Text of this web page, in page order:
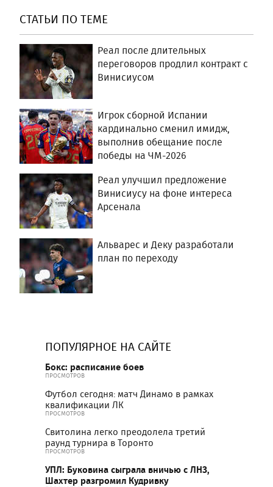
СТАТЬИ ПО ТЕМЕ
Реал после длительных
переговоров продлил контракт с
Винисиусом
Игрок сборной Испании
кардинально сменил имидж,
выполнив обещание после
победы на ЧМ-2026
Реал улучшил предложение
Винисиусу на фоне интереса
Арсенала
Альварес и Деку разработали
план по переходу
ПОПУЛЯРНОЕ НА САЙТЕ
Бокс: расписание боев
ПРОСМОТРОВ
Футбол сегодня: матч Динамо в рамках
квалификации ЛК
ПРОСМОТРОВ
Свитолина легко преодолела третий
раунд турнира в Торонто
ПРОСМОТРОВ
УПЛ: Буковина сыграла вничью с ЛНЗ,
Шахтер разгромил Кудривку